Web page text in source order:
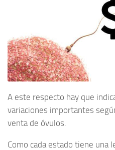
A este respecto hay que
variaciones importantes
venta de óvulos.
Como cada estado tiene una